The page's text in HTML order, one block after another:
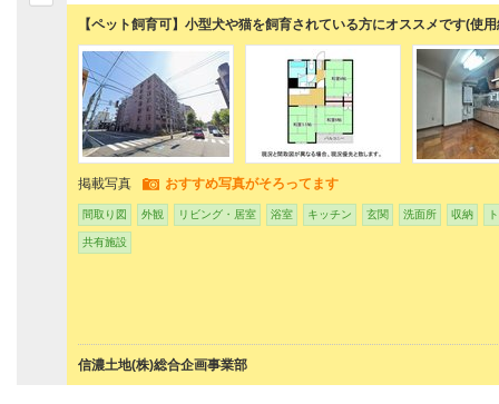
【ペット飼育可】小型犬や猫を飼育されている方にオススメです(使
掲載写真 おすすめ写真がそろってます
間取り図 外観 リビング・居室 浴室 キッチン 玄関 洗面所 収納
共有施設
信濃土地(株)総合企画事業部